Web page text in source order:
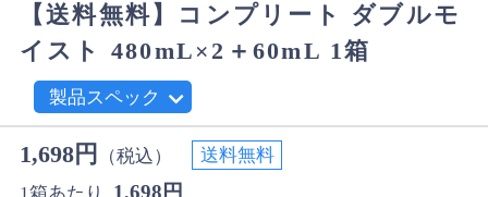
【送料無料】コンプリート ダブルモ
イスト 480mL×2＋60mL 1箱
製品スペック
1,698円 （税込）
送料無料
1,698円